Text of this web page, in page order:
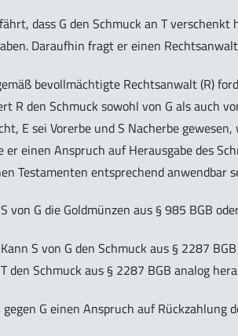
dass G den Schmuck an T
Daraufhin fragt er einen
bevollmächtigte Rechtsanwalt (R)
R den Schmuck sowohl von G als auch
E sei Vorerbe und S Nacherbe
er einen Anspruch auf Herausgabe des
Testamenten entsprechend anwendbar
von G die Goldmünzen aus § 985 BGB
Kann S von G den Schmuck aus § 2287
den Schmuck aus § 2287 BGB analog
gegen G einen Anspruch auf Rückzahlung